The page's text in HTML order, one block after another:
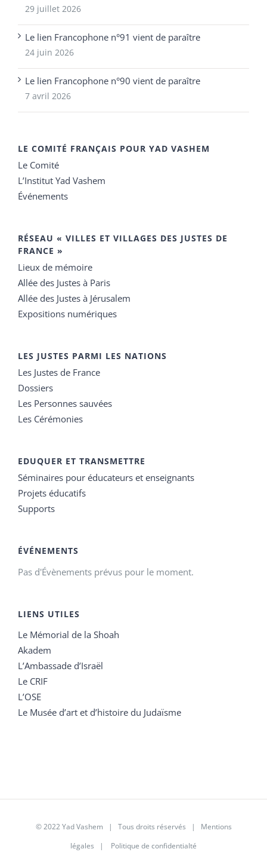
29 juillet 2026
Le lien Francophone n°91 vient de paraître
24 juin 2026
Le lien Francophone n°90 vient de paraître
7 avril 2026
LE COMITÉ FRANÇAIS POUR YAD VASHEM
Le Comité
L’Institut Yad Vashem
Événements
RÉSEAU « VILLES ET VILLAGES DES JUSTES DE
FRANCE »
Lieux de mémoire
Allée des Justes à Paris
Allée des Justes à Jérusalem
Expositions numériques
LES JUSTES PARMI LES NATIONS
Les Justes de France
Dossiers
Les Personnes sauvées
Les Cérémonies
EDUQUER ET TRANSMETTRE
Séminaires pour éducateurs et enseignants
Projets éducatifs
Supports
ÉVÉNEMENTS
Pas d'Évènements prévus pour le moment.
LIENS UTILES
Le Mémorial de la Shoah
Akadem
L’Ambassade d’Israël
Le CRIF
L’OSE
Le Musée d’art et d’histoire du Judaïsme
© 2022 Yad Vashem | Tous droits réservés | Mentions
légales | Politique de confidentialté